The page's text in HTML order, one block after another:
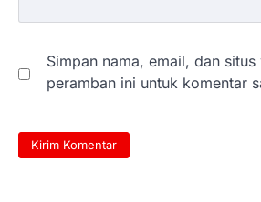
Simpan nama, email, dan
peramban ini untuk komentar